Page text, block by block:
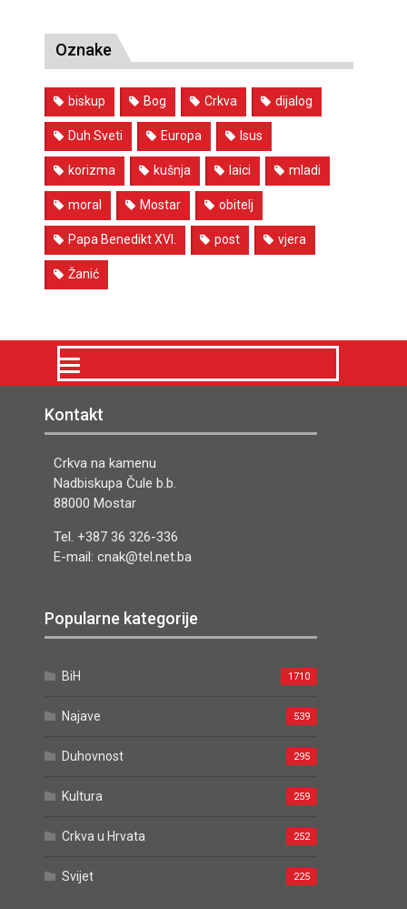
Oznake
biskup Bog Crkva dijalog
Duh Sveti Europa Isus
korizma kušnja laici mladi
moral Mostar obitelj
Papa Benedikt XVI. post vjera
Žanić
Kontakt
Crkva na kamenu
Nadbiskupa Čule b.b.
88000 Mostar
Tel. +387 36 326-336
E-mail: cnak@tel.net.ba
Popularne kategorije
BiH 1710
Najave 539
Duhovnost 295
Kultura 259
Crkva u Hrvata 252
Svijet 225